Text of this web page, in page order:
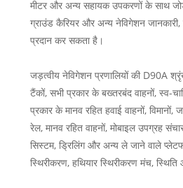
मीटर और अन्य सहायक उपकरणों के साथ
ग्राउंड कैरियर और अन्य नेविगेशन
प्रदान कर सकता है।
जड़त्वीय नेविगेशन प्रणालियों की D90A
टैंकों, सभी प्रकार के बख्तरबंद वाहनों, स्व-
प्रकार के मानव रहित हवाई वाहनों, विमानों,
रेल, मानव रहित वाहनों, मोबाइल उपग्रह
सिस्टम, ड्रिलिंग और अन्य ले जाने वाले
स्थिरीकरण, हथियार स्थिरीकरण मंच,